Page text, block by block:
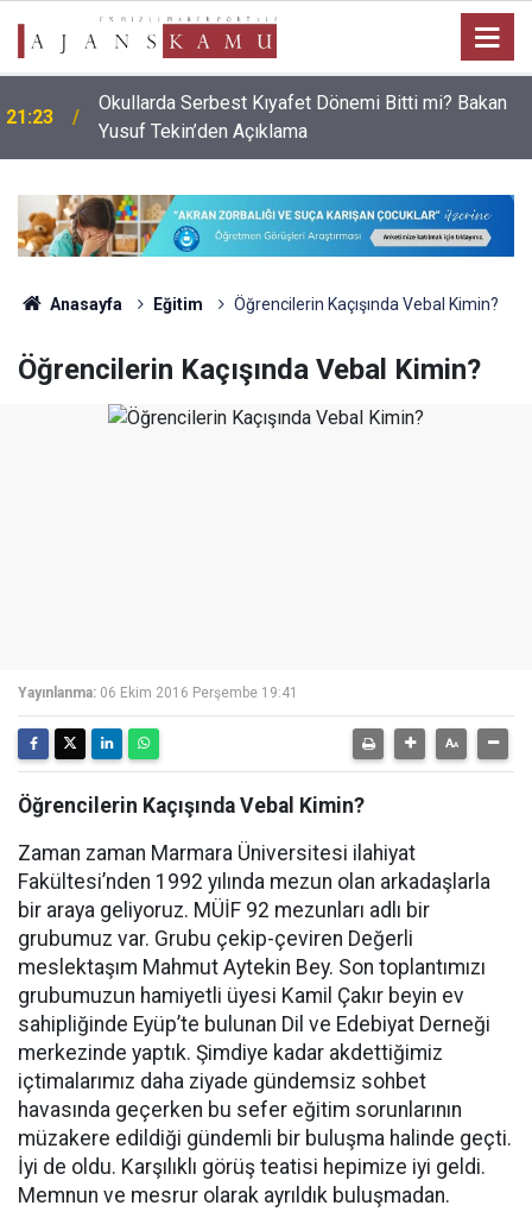
19:03 Yüksek Mahkemeden MEB'e Ek Ders Freni
Anasayfa Eğitim Öğrencilerin Kaçışında Vebal Kimin?
Öğrencilerin Kaçışında Vebal Kimin?
Yayınlanma: 06 Ekim 2016 Perşembe 19:41
Öğrencilerin Kaçışında Vebal Kimin?
Zaman zaman Marmara Üniversitesi ilahiyat
Fakültesi’nden 1992 yılında mezun olan arkadaşlarla
bir araya geliyoruz. MÜİF 92 mezunları adlı bir
grubumuz var. Grubu çekip-çeviren Değerli
meslektaşım Mahmut Aytekin Bey. Son toplantımızı
grubumuzun hamiyetli üyesi Kamil Çakır beyin ev
sahipliğinde Eyüp’te bulunan Dil ve Edebiyat Derneği
merkezinde yaptık. Şimdiye kadar akdettiğimiz
içtimalarımız daha ziyade gündemsiz sohbet
havasında geçerken bu sefer eğitim sorunlarının
müzakere edildiği gündemli bir buluşma halinde geçti.
İyi de oldu. Karşılıklı görüş teatisi hepimize iyi geldi.
Memnun ve mesrur olarak ayrıldık buluşmadan.